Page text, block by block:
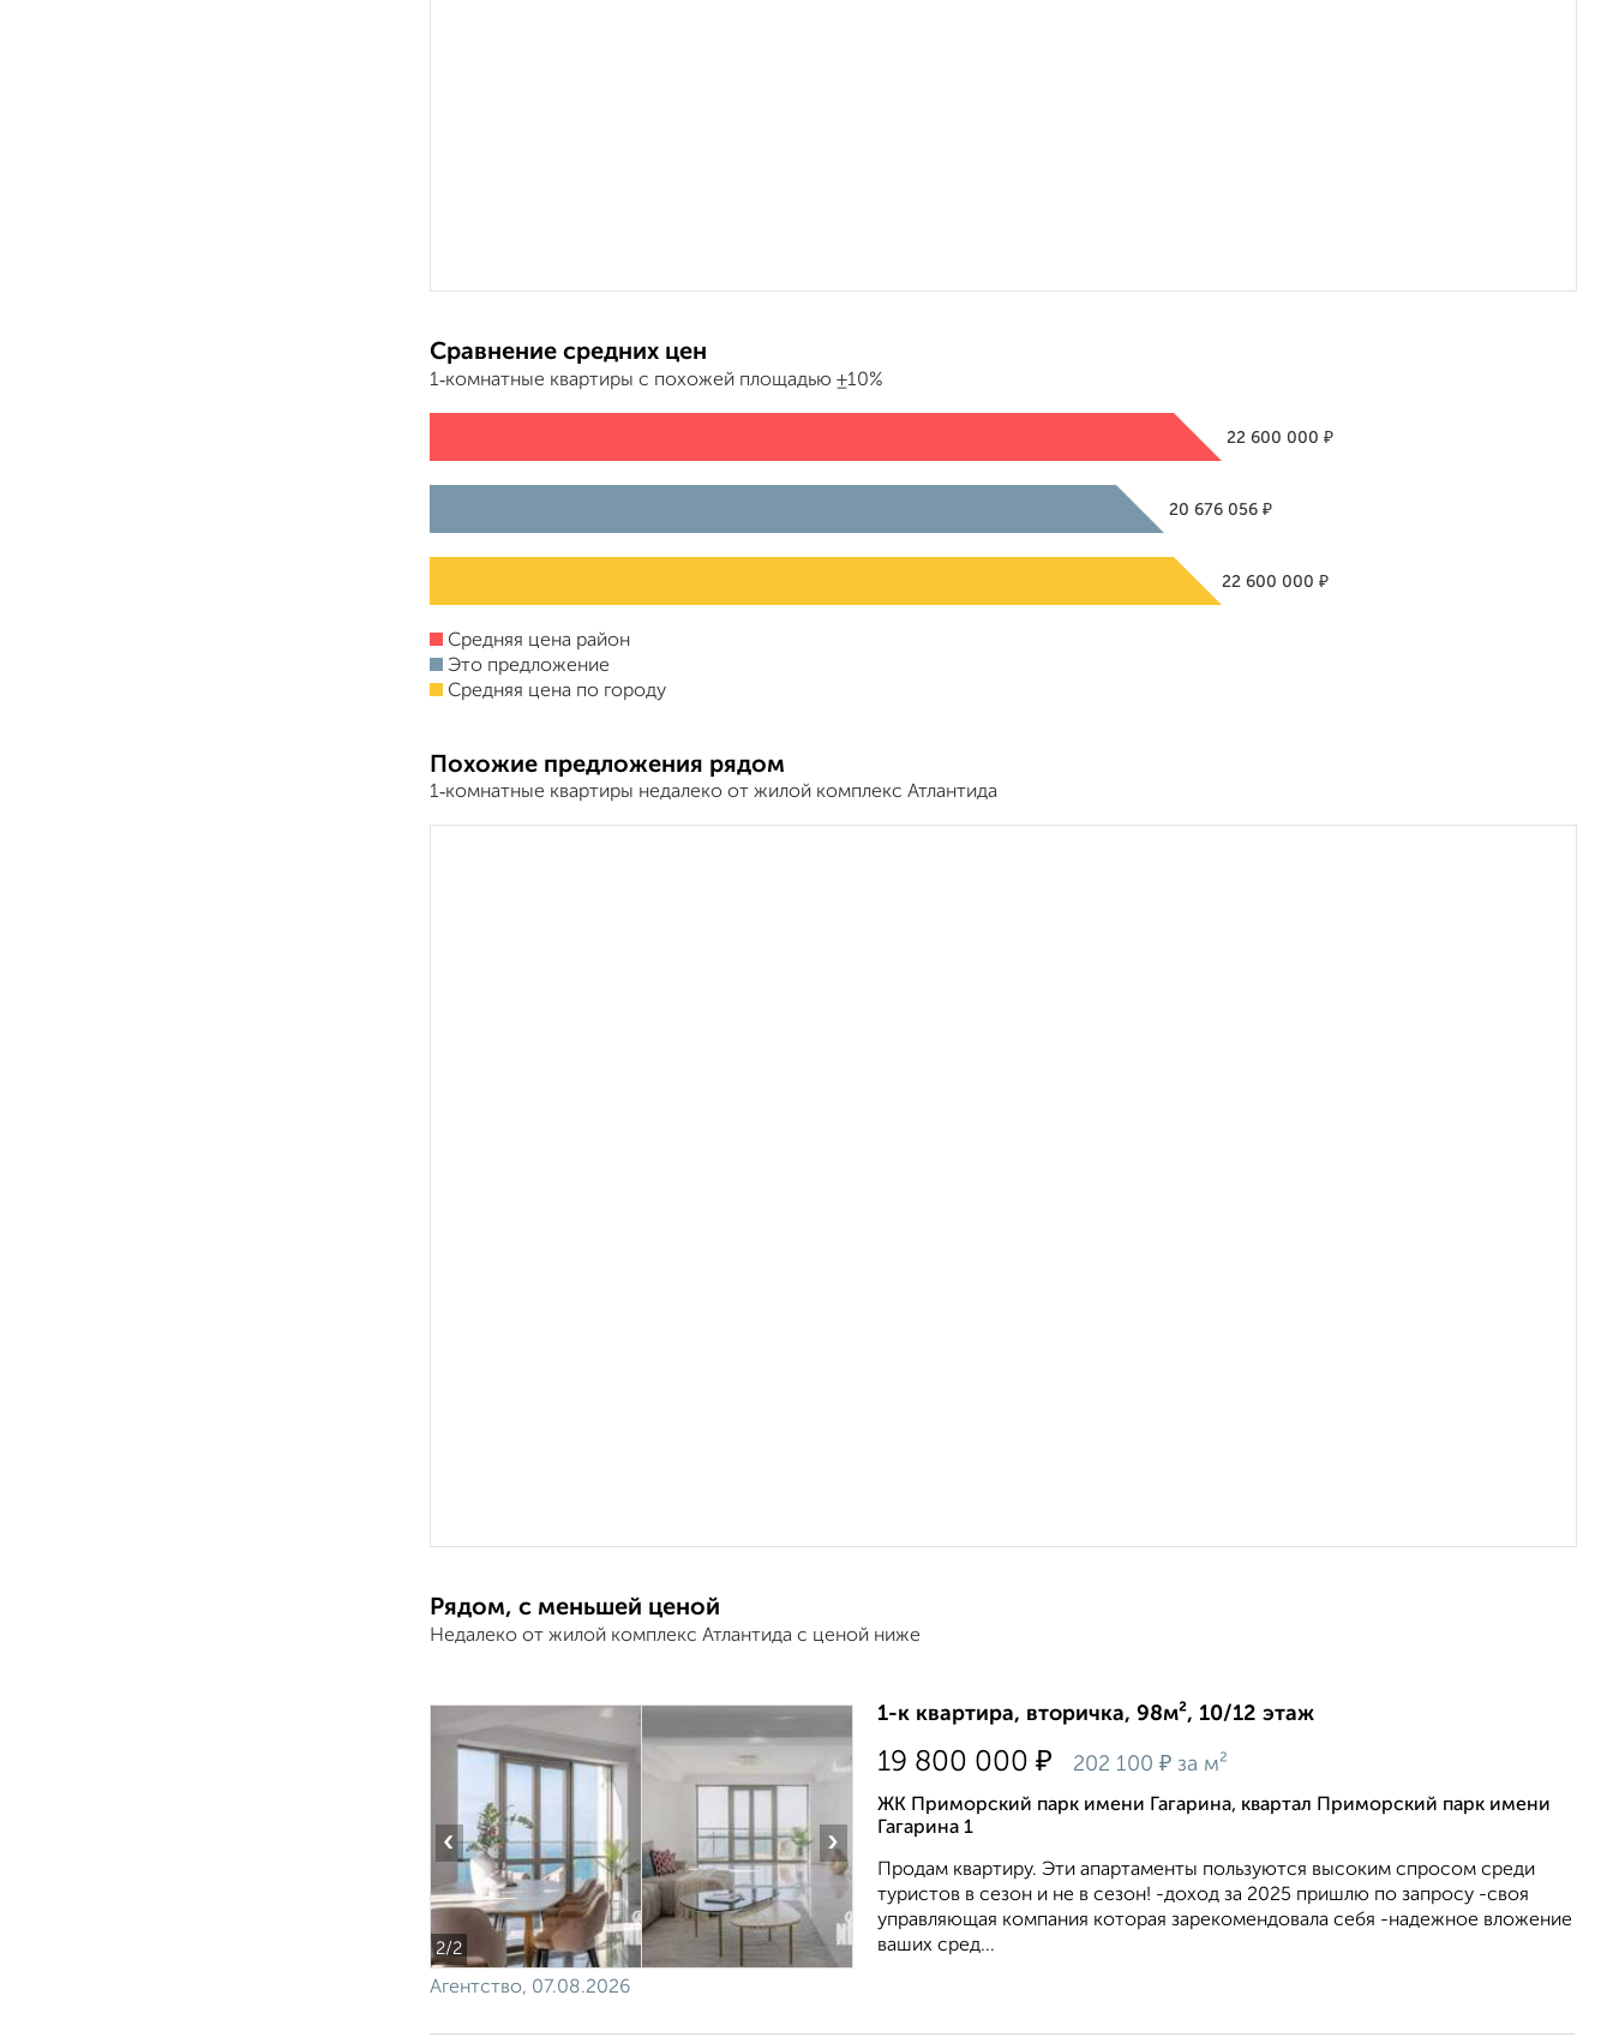
Сравнение средних цен
1‑комнатные квартиры с похожей площадью ±10%
22 600 000₽
20 676 056₽
22 600 000₽
Средняя цена район
Это предложение
Средняя цена по городу
Похожие предложения рядом
1‑комнатные квартиры недалеко от жилой комплекс Атлантида
Рядом, с меньшей ценой
Недалеко от жилой комплекс Атлантида с ценой ниже
2/2
‹ ›
1-к квартира, вторичка, 98м², 10/12 этаж
19 800 000 ₽ 202 100 ₽ за м²
ЖК Приморский парк имени Гагарина, квартал Приморский парк имени
Гагарина 1
Продам квартиру. Эти апартаменты пользуются высоким спросом среди
туристов в сезон и не в сезон! -доход за 2025 пришлю по запросу -своя
управляющая компания которая зарекомендовала себя -надежное вложение
ваших сред...
Агентство, 07.08.2026